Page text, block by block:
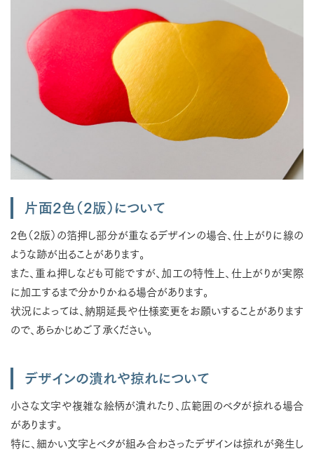
片面2色（2版）について
2色（2版）の箔押し部分が重なるデザインの場合、仕上がりに線の
ような跡が出ることがあります。
また、重ね押しなども可能ですが、加工の特性上、仕上がりが実際
に加工するまで分かりかねる場合があります。
状況によっては、納期延長や仕様変更をお願いすることがあります
ので、あらかじめご了承ください。
デザインの潰れや掠れについて
小さな文字や複雑な絵柄が潰れたり、広範囲のベタが掠れる場合
があります。
特に、細かい文字とベタが組み合わさったデザインは掠れが発生し